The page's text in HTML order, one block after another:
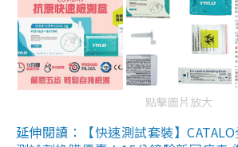
點擊圖片放大
延伸閱讀：【快速測試套裝】